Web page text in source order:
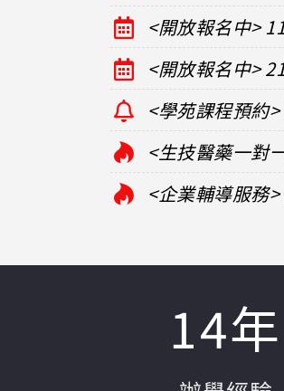
<開放報名中>
<開放報名中>
<學苑課程預約
<生技醫藥一對
<企業輔導服務
14年